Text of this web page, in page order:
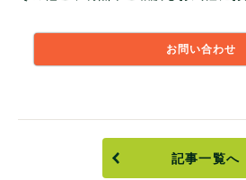
お問い合わせ
記事一覧へ